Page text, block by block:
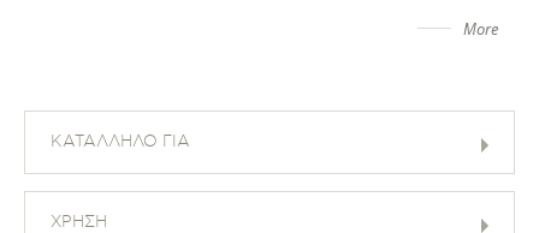
More
ΚΑΤΑΛΛΗΛΟ ΓΙΑ
ΧΡΗΣΗ